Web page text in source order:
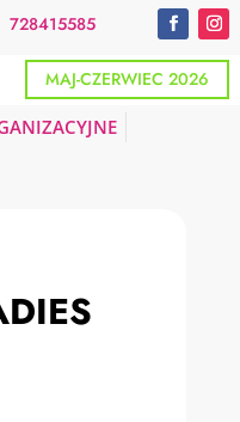
728415585
MAJ-CZERWIEC 2026